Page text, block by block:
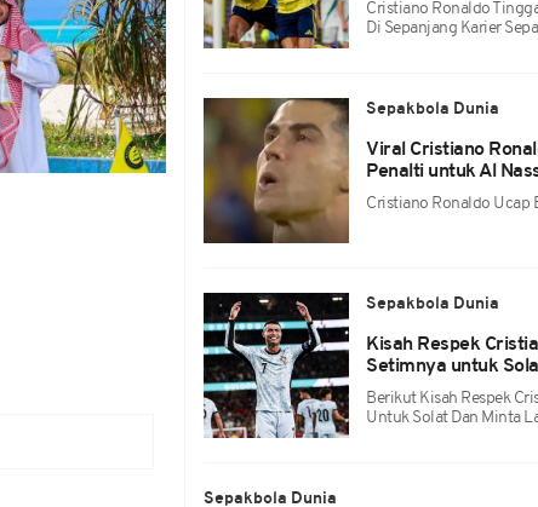
Cristiano Ronaldo
Di Sepanjang Karier
Sepakbola Dunia
Viral Cristiano
Penalti untuk Al
Cristiano Ronaldo Ucap
Sepakbola Dunia
Kisah Respek
Setimnya untuk
Berikut Kisah Respek
Untuk Solat Dan Minta
Sepakbola Dunia